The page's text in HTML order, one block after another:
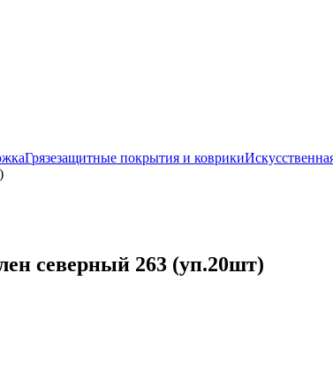
Грязезащитные покрытия и коврики
северный 263 (уп.20шт)